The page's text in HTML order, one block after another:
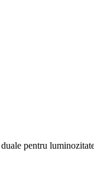
pentru